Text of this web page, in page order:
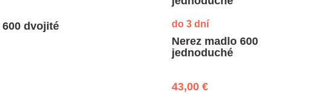
600 dvojité do 3 dní
Nerez madlo 600
jednoduché
43,00 €